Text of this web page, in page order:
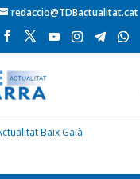
redaccio@TDBactualitat.cat
Baix Gaià